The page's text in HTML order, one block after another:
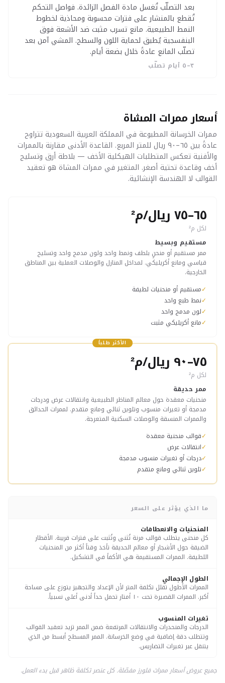
بعد التصلّب تُغسل مادة الفصل الزائدة. فواصل التحكم
تُقطع بالمنشار على فترات محسوبة ومحاذية لخطوط
النمط الطبيعية. مانع تسرب مثبت ضد الأشعة فوق
البنفسجية يُطبق لحماية اللون والسطح. المشي آمن بعد
تصلّب المانع عادةً خلال بضعة أيام.
٣–٥ أيام تصلّب
أسعار ممرات المشاة
ممرات الخرسانة المطبوعة في المملكة العربية السعودية تتراوح
عادةً بين ٦٥–٩٠ ريال للمتر المربع. القاعدة الأدنى مقارنة بالممرات
والأفنية تعكس المتطلبات الهيكلية الأخف — بلاطة أرق وتسليح
أخف وقاعدة تحتية أصغر. المتغير في ممرات المشاة هو تعقيد
القوالب لا الهندسة الإنشائية.
٦٥–٧٥ ريال/م²
لكل م²
مستقيم وبسيط
ممر مستقيم أو منحنٍ بلطف ونمط واحد ولون مدمج واحد وتسليح
قياسي ومانع أكريليكي. لمداخل المنازل والوصلات العملية بين المناطق
الخارجية.
✓مستقيم أو منحنيات لطيفة
✓نمط طبع واحد
✓لون مدمج واحد
✓مانع أكريليكي مثبت
الأكثر طلباً
٧٥–٩٠ ريال/م²
لكل م²
ممر حديقة
منحنيات معقدة حول معالم المناظر الطبيعية وانتقالات عرض ودرجات
مدمجة أو تغيرات منسوب وتلوين ثنائي ومانع متقدم. لممرات الحدائق
والممرات المنسقة والوصلات السكنية المتعرجة.
✓قوالب منحنية معقدة
✓انتقالات عرض
✓درجات أو تغيرات منسوب مدمجة
✓تلوين ثنائي ومانع متقدم
ما الذي يؤثر على السعر
المنحنيات والانعطافات
كل منحنى يتطلب قوالب مرنة تُثنى وتُثبت على فترات قريبة. الأقطار
الضيقة حول الأشجار أو معالم الحديقة تأخذ وقتاً أكثر من المنحنيات
اللطيفة. الممرات المستقيمة هي الأكفأ في التشكيل.
الطول الإجمالي
الممرات الأطول تقلل تكلفة المتر لأن الإعداد والتجهيز يتوزع على مساحة
أكبر. الممرات القصيرة تحت ١٠ أمتار تحمل حداً أدنى أعلى نسبياً.
تغيرات المنسوب
الدرجات والمنحدرات والانتقالات المرتفعة ضمن الممر تزيد تعقيد القوالب
وتتطلب دقة إضافية في وضع الخرسانة. الممر المسطح أبسط من الذي
يتنقل عبر تغيرات التضاريس.
جميع عروض أسعار ممرات فلورز مفصّلة. كل عنصر تكلفة ظاهر قبل بدء العمل.